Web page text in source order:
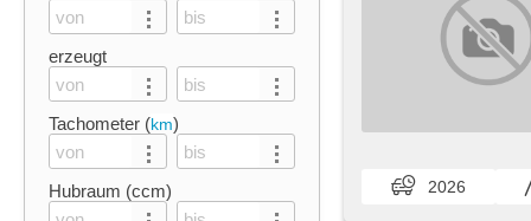
erzeugt
Tachometer (km)
Hubraum (ccm) 2026